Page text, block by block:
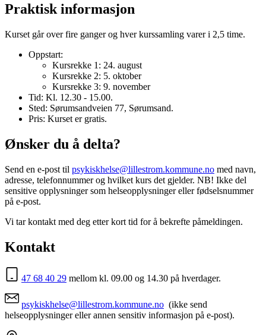
Praktisk informasjon
Kurset går over fire ganger og hver kurssamling varer i 2,5 time.
Oppstart:
Kursrekke 1: 24. august
Kursrekke 2: 5. oktober
Kursrekke 3: 9. november
Tid: Kl. 12.30 - 15.00.
Sted: Sørumsandveien 77, Sørumsand.
Pris: Kurset er gratis.
Ønsker du å delta?
Send en e-post til psykiskhelse@lillestrom.kommune.no med navn,
adresse, telefonnummer og hvilket kurs det gjelder. NB! Ikke del
sensitive opplysninger som helseopplysninger eller fødselsnummer
på e-post.
Vi tar kontakt med deg etter kort tid for å bekrefte påmeldingen.
Kontakt
47 68 40 29 mellom kl. 09.00 og 14.30 på hverdager.
psykiskhelse@lillestrom.kommune.no (ikke send
helseopplysninger eller annen sensitiv informasjon på e-post).